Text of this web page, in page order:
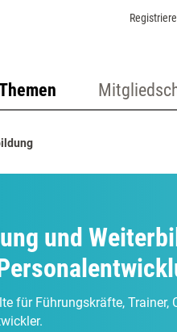
und
für Führungskräfte, Trainer,